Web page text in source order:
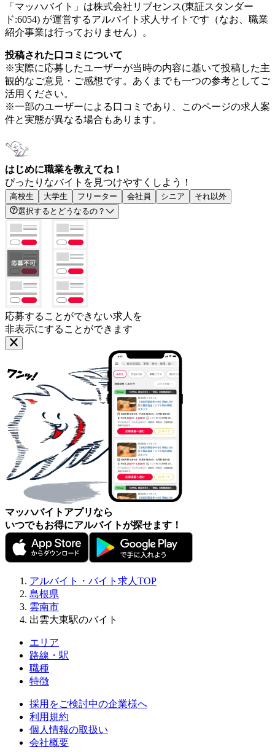
「マッハバイト」は株式会社リブセンス(東証スタンダー
ド:6054) が運営するアルバイト求人サイトです（なお、職業
紹介事業は行っておりません）。
投稿された口コミについて
※実際に応募したユーザーが当時の内容に基いて投稿した主
観的なご意見・ご感想です。あくまでも一つの参考としてご
活用ください。
※一部のユーザーによる口コミであり、このページの求人案
件と実態が異なる場合もあります。
はじめに職業を教えてね！
ぴったりなバイトを見つけやすくしよう！
高校生 大学生 フリーター 会社員 シニア
それ以外
選択するとどうなるの？
応募することができない求人を
非表示にすることができます
マッハバイトアプリなら
いつでもお得にアルバイトが探せます！
アルバイト・バイト求人TOP
島根県
雲南市
出雲大東駅のバイト
エリア
路線・駅
職種
特徴
採用をご検討中の企業様へ
利用規約
個人情報の取扱い
会社概要